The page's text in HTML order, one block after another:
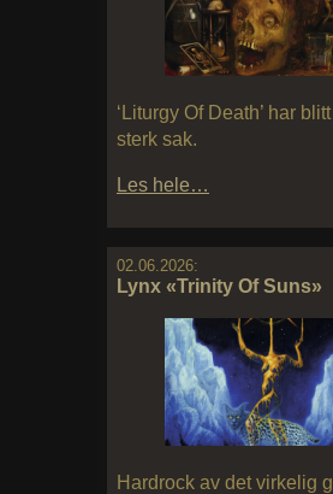
‘Liturgy Of Death’ har
sterk sak.
Les hele…
02.06.2026:
Lynx «Trinity Of Suns»
Hardrock av det virkelig